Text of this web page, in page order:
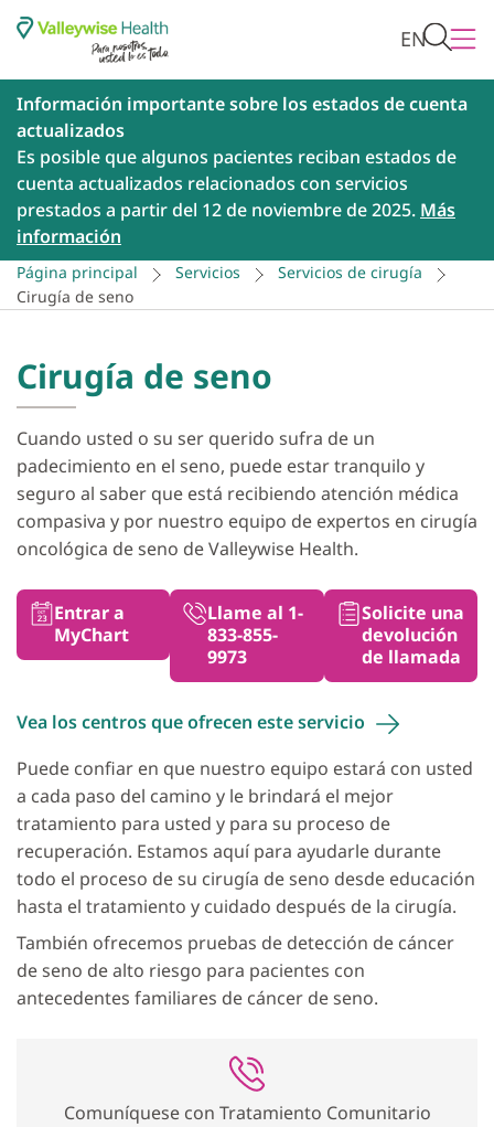
EN
Información importante sobre los estados de cuenta
actualizados
Es posible que algunos pacientes reciban estados de
cuenta actualizados relacionados con servicios
prestados a partir del 12 de noviembre de 2025. Más
información
Página principal Servicios
Servicios de cirugía
Cirugía de seno
Cirugía de seno
Cuando usted o su ser querido sufra de un
padecimiento en el seno, puede estar tranquilo y
seguro al saber que está recibiendo atención médica
compasiva y por nuestro equipo de expertos en cirugía
oncológica de seno de Valleywise Health.
Entrar a
MyChart
Llame al 1-
833-855-
9973
Solicite una
devolución
de llamada
Vea los centros que ofrecen esteservicio
Puede confiar en que nuestro equipo estará con usted
a cada paso del camino y le brindará el mejor
tratamiento para usted y para su proceso de
recuperación. Estamos aquí para ayudarle durante
todo el proceso de su cirugía de seno desde educación
hasta el tratamiento y cuidado después de la cirugía.
También ofrecemos pruebas de detección de cáncer
de seno de alto riesgo para pacientes con
antecedentes familiares de cáncer de seno.
Comuníquese con Tratamiento Comunitario